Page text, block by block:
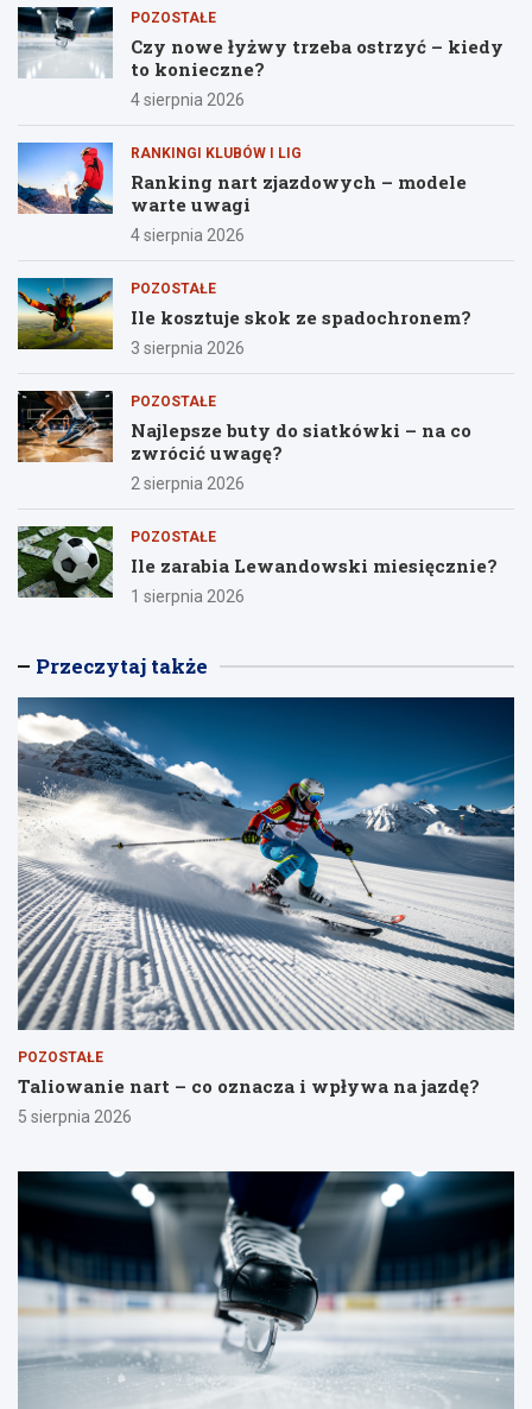
POZOSTAŁE
Czy nowe łyżwy trzeba ostrzyć – kiedy
to konieczne?
4 sierpnia 2026
RANKINGI KLUBÓW I LIG
Ranking nart zjazdowych – modele
warte uwagi
4 sierpnia 2026
POZOSTAŁE
Ile kosztuje skok ze spadochronem?
3 sierpnia 2026
POZOSTAŁE
Najlepsze buty do siatkówki – na co
zwrócić uwagę?
2 sierpnia 2026
POZOSTAŁE
Ile zarabia Lewandowski miesięcznie?
1 sierpnia 2026
Przeczytaj także
POZOSTAŁE
Taliowanie nart – co oznacza i wpływa na jazdę?
5 sierpnia 2026